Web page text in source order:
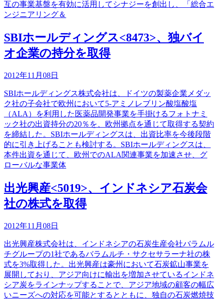
互の事業基盤を有効に活用してシナジーを創出し、「総合エ
ンジニアリング＆
SBIホールディングス<8473>、独バイ
オ企業の持分を取得
2012年11月08日
SBIホールディングス株式会社は、ドイツの製薬企業メダッ
ク社の子会社で欧州において5-アミノレブリン酸塩酸塩
（ALA）を利用した医薬品開発事業を手掛けるフォトナミ
ック社の出資持分の20％を、欧州拠点を通じて取得する契約
を締結した。SBIホールディングスは、出資比率を今後段階
的に引き上げることも検討する。SBIホールディングスは、
本件出資を通じて、欧州でのALA関連事業を加速させ、グ
ローバルな事業体
出光興産<5019>、インドネシア石炭会
社の株式を取得
2012年11月08日
出光興産株式会社は、インドネシアの石炭生産会社バラムル
チグループの1社であるバラムルチ・サクセサラーナ社の株
式を3%取得した。出光興産は豪州において石炭鉱山事業を
展開しており、アジア向けに輸出を増加させているインドネ
シア炭をラインナップすることで、アジア地域の顧客の幅広
いニーズへの対応を可能とするとともに、独自の石炭燃焼技